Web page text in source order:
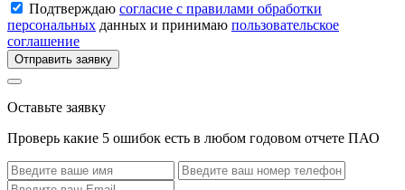
Подтверждаю согласие с правилами обработки
персональных данных и принимаю пользовательское
соглашение
Отправить заявку
Оставьте заявку
Проверь какие 5 ошибок есть в любом годовом отчете ПАО